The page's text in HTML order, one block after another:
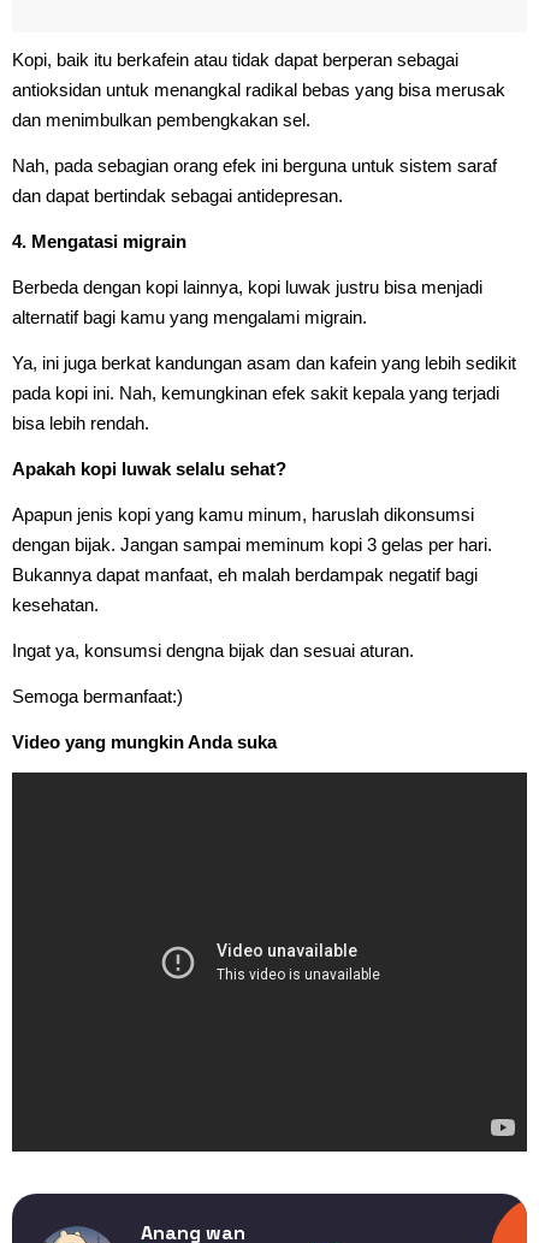
Kopi, baik itu berkafein atau tidak dapat berperan sebagai
antioksidan untuk menangkal radikal bebas yang bisa merusak
dan menimbulkan pembengkakan sel.
Nah, pada sebagian orang efek ini berguna untuk sistem saraf
dan dapat bertindak sebagai antidepresan.
4. Mengatasi migrain
Berbeda dengan kopi lainnya, kopi luwak justru bisa menjadi
alternatif bagi kamu yang mengalami migrain.
Ya, ini juga berkat kandungan asam dan kafein yang lebih sedikit
pada kopi ini. Nah, kemungkinan efek sakit kepala yang terjadi
bisa lebih rendah.
Apakah kopi luwak selalu sehat?
Apapun jenis kopi yang kamu minum, haruslah dikonsumsi
dengan bijak. Jangan sampai meminum kopi 3 gelas per hari.
Bukannya dapat manfaat, eh malah berdampak negatif bagi
kesehatan.
Ingat ya, konsumsi dengna bijak dan sesuai aturan.
Semoga bermanfaat:)
Video yang mungkin Anda suka
Anang wan